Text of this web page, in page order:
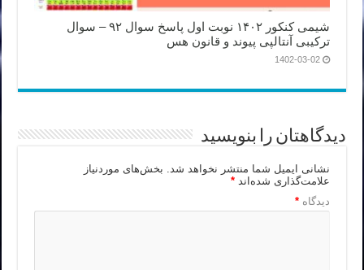
شیمی کنکور ۱۴۰۲ نوبت اول پاسخ سوال ۹۲ – سوال
ترکیبی آنتالپی پیوند و قانون هس
1402-03-02
دیدگاهتان را بنویسید
نشانی ایمیل شما منتشر نخواهد شد. بخش‌های موردنیاز
علامت‌گذاری شده‌اند*
دیدگاه*